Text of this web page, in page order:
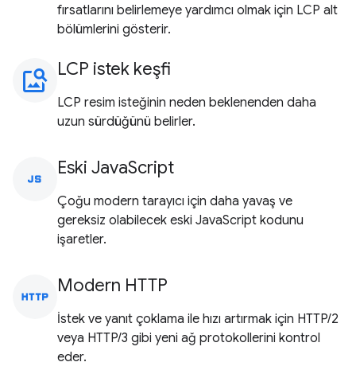
fırsatlarını belirlemeye yardımcı olmak için LCP alt
bölümlerini gösterir.
image_search LCP istek keşfi
LCP resim isteğinin neden beklenenden daha
uzun sürdüğünü belirler.
javascript Eski JavaScript
Çoğu modern tarayıcı için daha yavaş ve
gereksiz olabilecek eski JavaScript kodunu
işaretler.
http Modern HTTP
İstek ve yanıt çoklama ile hızı artırmak için HTTP/2
veya HTTP/3 gibi yeni ağ protokollerini kontrol
eder.